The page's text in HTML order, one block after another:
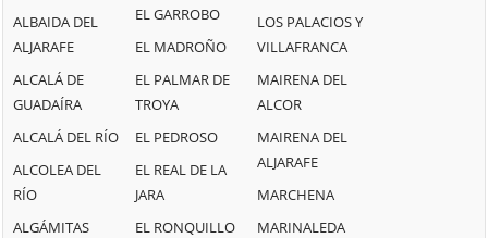
ALBAIDA DEL
ALJARAFE
ALCALÁ DE
GUADAÍRA
ALCALÁ DEL RÍO
ALCOLEA DEL
RÍO
ALGÁMITAS
EL GARROBO
EL MADROÑO
EL PALMAR DE
TROYA
EL PEDROSO
EL REAL DE LA
JARA
EL RONQUILLO
LOS PALACIOS Y
VILLAFRANCA
MAIRENA DEL
ALCOR
MAIRENA DEL
ALJARAFE
MARCHENA
MARINALEDA